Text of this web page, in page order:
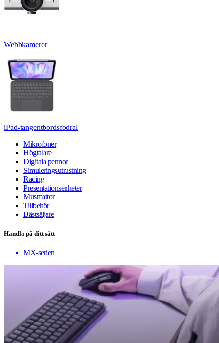
Webbkameror
iPad-tangentbordsfodral
Mikrofoner
Högtalare
Digitala pennor
Simuleringsutrustning
Racing
Presentationsenheter
Musmattor
Tillbehör
Bästsäljare
Handla på ditt sätt
MX-serien